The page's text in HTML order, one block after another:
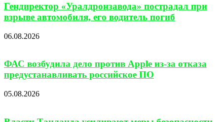
Гендиректор «Уралдронзавода» пострадал при
взрыве автомобиля, его водитель погиб
06.08.2026
ФАС возбудила дело против Apple из-за отказа
предустанавливать российское ПО
05.08.2026